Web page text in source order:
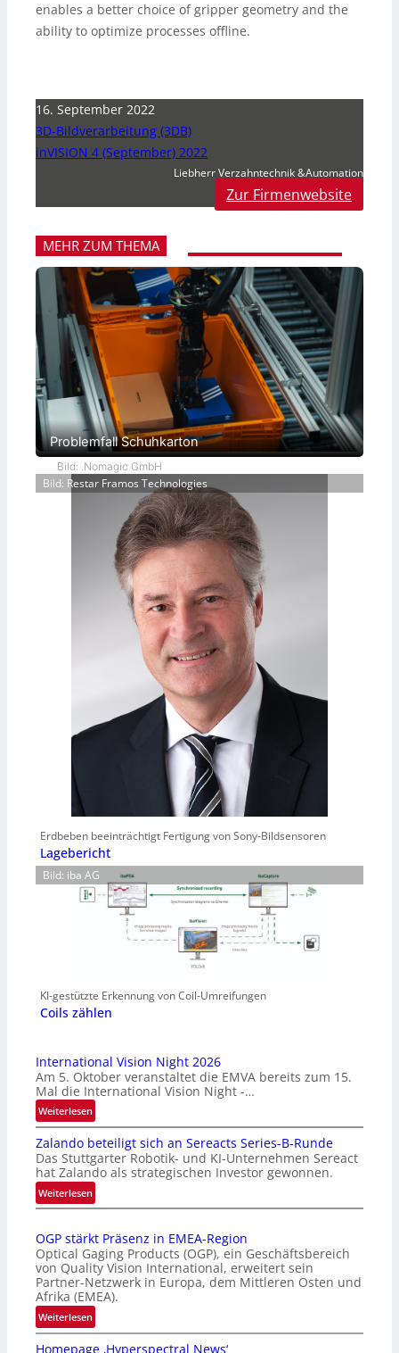
enables a better choice of gripper geometry and the
ability to optimize processes offline.
16. September 2022
3D-Bildverarbeitung (3DB)
inVISION 4 (September) 2022
Liebherr Verzahntechnik &Automation
Zur Firmenwebsite
MEHR ZUM THEMA
Problemfall Schuhkarton
Bild: .Nomagic GmbH
Bild: Restar Framos Technologies
Erdbeben beeinträchtigt Fertigung von Sony-Bildsensoren
Lagebericht
Bild: iba AG
KI-gestützte Erkennung von Coil-Umreifungen
Coils zählen
International Vision Night 2026
Am 5. Oktober veranstaltet die EMVA bereits zum 15.
Mal die International Vision Night -…
Weiterlesen:
I
n
t
e
r
n
t
i
o
n
l
V
Zalando beteiligt sich an Sereacts Series-B-Runde
Das Stuttgarter Robotik- und KI-Unternehmen Sereact
hat Zalando als strategischen Investor gewonnen.
Weiterlesen:
Z
l
a
n
d
o
b
e
OGP stärkt Präsenz in EMEA-Region
Optical Gaging Products (OGP), ein Geschäftsbereich
von Quality Vision International, erweitert sein
Partner-Netzwerk in Europa, dem Mittleren Osten und
Afrika (EMEA).
Weiterlesen:
O
G
Homepage ‚Hyperspectral News‘